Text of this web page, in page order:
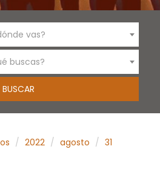
vas?
buscas?
2022 agosto
31